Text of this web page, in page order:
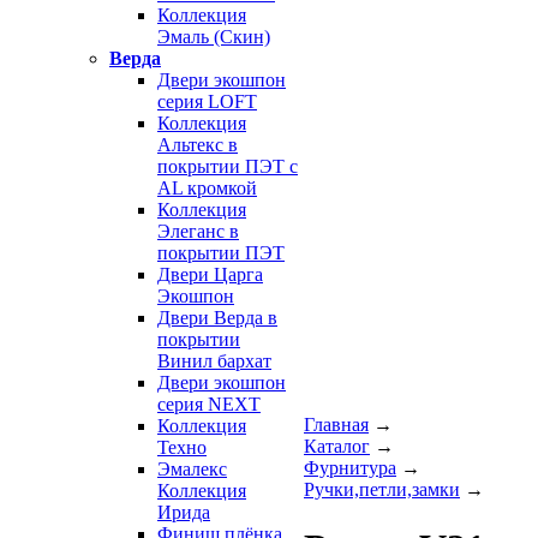
Коллекция
Эмаль (Скин)
Верда
Двери экошпон
серия LOFT
Коллекция
Альтекс в
покрытии ПЭТ с
AL кромкой
Коллекция
Элеганс в
покрытии ПЭТ
Двери Царга
Экошпон
Двери Верда в
покрытии
Винил бархат
Двери экошпон
серия NEXT
Коллекция
Техно
Эмалекс
Коллекция
Ирида
Финиш плёнка
Главная →
Каталог →
Фурнитура →
Ручки,петли,замки →